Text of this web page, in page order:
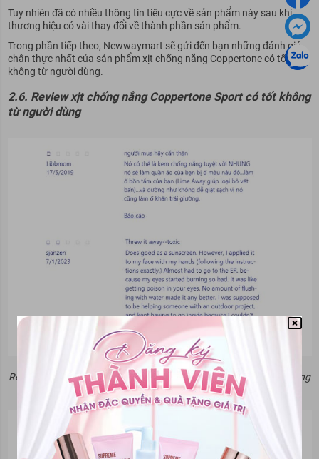
Tuy nhiên đã có nhiều thông tin tiêu cực về sản phẩm này sau khi
thương hiệu có vài thay đổi về thành phần sản phẩm.
Trong phần tiếp theo, Newwaymart sẽ gửi đến bạn những đánh giá
chân thực nhất của sản phẩm xịt chống nắng Coppertone có tốt
không từ người dùng.
2.6. Review xịt chống nắng Coppertone Sport có tốt không
từ người dùng
Review xịt chống nắng Coppertone Sport có tốt không từ người dùng
- 1